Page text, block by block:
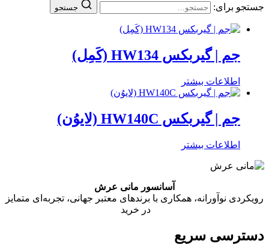
جستجو برای: جستجو
جم | گیربکس HW134 (کَمِل)
اطلاعات بیشتر
جم | گیربکس HW140C (لایوُن)
اطلاعات بیشتر
آسانسور مانی عرش
رویکردی نوآورانه، همکاری با برندهای معتبر جهانی، تجربه‌ای متمایز
در خرید
دسترسی سریع